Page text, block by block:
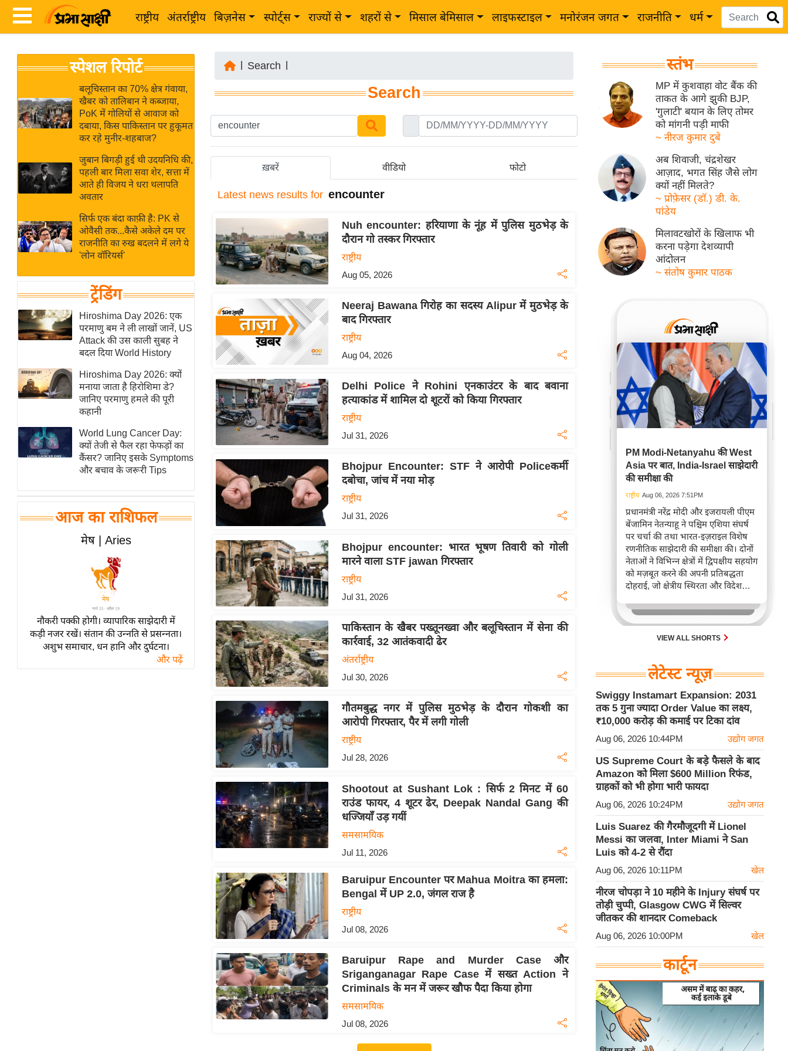
राष्ट्रीय अंतर्राष्ट्रीय बिज़नेस स्पोर्ट्स राज्यों से शहरों से मिसाल बेमिसाल लाइफस्टाइल मनोरंजन जगत राजनीति धर्म
News
Hindi
Hindi
Live
News in
Hindi
News
Hindi
Videos
ब
र
अंतर्राष्ट्रीय
बिज़नेस
उद्योग
विशेषज्ञ
राय
खेल
क्रिकेट
IPL
2026
ई-पेपर
मिसाल बेमिसाल
शख्सियत
यंग इंडिया
साहित्य जगत
ऑटो वर्ल्ड
मनोरंजन जगत
बॉलीवुड
हॉलीवुड
Breaking
लाइफस्टाइल
टेक्नॉलॉजी
ब्यूटी/फैशन
स्पेशल रिपोर्ट
बलूचिस्तान का 70% क्षेत्र गंवाया,
खैबर को तालिबान ने कब्जाया,
PoK में गोलियों से आवाज को
दबाया, किस पाकिस्तान पर हुकूमत
कर रहे मुनीर-शहबाज?
जुबान बिगड़ी हुई थी उदयनिधि की,
पहली बार मिला सवा शेर, सत्ता में
आते ही विजय ने धरा थलापति
अवतार
सिर्फ एक बंदा काफ़ी है: PK से
ओवैसी तक...कैसे अकेले दम पर
राजनीति का रुख बदलने में लगे ये
'लोन वॉरियर्स'
ट्रेंडिंग
Hiroshima Day 2026: एक
परमाणु बम ने ली लाखों जानें, US
Attack की उस काली सुबह ने
बदल दिया World History
Hiroshima Day 2026: क्यों
मनाया जाता है हिरोशिमा डे?
जानिए परमाणु हमले की पूरी
कहानी
World Lung Cancer Day:
क्यों तेजी से फैल रहा फेफड़ों का
कैंसर? जानिए इसके Symptoms
और बचाव के जरूरी Tips
आज का राशिफल
मेष | Aries
नौकरी पक्की होगी। व्यापारिक साझेदारी में
कड़ी नजर रखें। संतान की उन्नति से प्रसन्नता।
अशुभ समाचार, धन हानि और दुर्घटना।
और पढ़ें
Search
Search
ख़बरें वीडियो फोटो
Latest news results for encounter
Nuh encounter: हरियाणा के नूंह में पुलिस मुठभेड़ के
दौरान गो तस्कर गिरफ्तार
राष्ट्रीय
Aug 05, 2026
Neeraj Bawana गिरोह का सदस्य Alipur में मुठभेड़ के
बाद गिरफ्तार
राष्ट्रीय
Aug 04, 2026
Delhi Police ने Rohini एनकाउंटर के बाद बवाना
हत्याकांड में शामिल दो शूटरों को किया गिरफ्तार
राष्ट्रीय
Jul 31, 2026
Bhojpur Encounter: STF ने आरोपी Policeकर्मी
दबोचा, जांच में नया मोड़
राष्ट्रीय
Jul 31, 2026
Bhojpur encounter: भारत भूषण तिवारी को गोली
मारने वाला STF jawan गिरफ्तार
राष्ट्रीय
Jul 31, 2026
पाकिस्तान के खैबर पख्तूनख्वा और बलूचिस्तान में सेना की
कार्रवाई, 32 आतंकवादी ढेर
अंतर्राष्ट्रीय
Jul 30, 2026
गौतमबुद्ध नगर में पुलिस मुठभेड़ के दौरान गोकशी का
आरोपी गिरफ्तार, पैर में लगी गोली
राष्ट्रीय
Jul 28, 2026
Shootout at Sushant Lok : सिर्फ 2 मिनट में 60
राउंड फायर, 4 शूटर ढेर, Deepak Nandal Gang की
धज्जियाँ उड़ गयीं
समसामयिक
Jul 11, 2026
Baruipur Encounter पर Mahua Moitra का हमला:
Bengal में UP 2.0, जंगल राज है
राष्ट्रीय
Jul 08, 2026
Baruipur Rape and Murder Case और
Sriganganagar Rape Case में सख्त Action ने
Criminals के मन में जरूर खौफ पैदा किया होगा
समसामयिक
Jul 08, 2026
स्तंभ
MP में कुशवाहा वोट बैंक की
ताकत के आगे झुकी BJP,
'गुलाटी' बयान के लिए तोमर
को मांगनी पड़ी माफी
~ नीरज कुमार दुबे
अब शिवाजी, चंद्रशेखर
आज़ाद, भगत सिंह जैसे लोग
क्यों नहीं मिलते?
~ प्रोफ़ेसर (डॉ.) डी. के.
पांडेय
मिलावटखोरों के खिलाफ भी
करना पड़ेगा देशव्यापी
आंदोलन
~ संतोष कुमार पाठक
PM Modi-Netanyahu की West
Asia पर बात, India-Israel साझेदारी
की समीक्षा की
राष्ट्रीय Aug 06, 2026 7:51PM
प्रधानमंत्री नरेंद्र मोदी और इजरायली पीएम
बेंजामिन नेतन्याहू ने पश्चिम एशिया संघर्ष
पर चर्चा की तथा भारत-इज़राइल विशेष
रणनीतिक साझेदारी की समीक्षा की। दोनों
नेताओं ने विभिन्न क्षेत्रों में द्विपक्षीय सहयोग
को मज़बूत करने की अपनी प्रतिबद्धता
दोहराई, जो क्षेत्रीय स्थिरता और विदेश
करता है।
VIEW ALL SHORTS
लेटेस्ट न्यूज़
Swiggy Instamart Expansion: 2031
तक 5 गुना ज्यादा Order Value का लक्ष्य,
₹10,000 करोड़ की कमाई पर टिका दांव
Aug 06, 2026 10:44PM उद्योग जगत
US Supreme Court के बड़े फैसले के बाद
Amazon को मिला $600 Million रिफंड,
ग्राहकों को भी होगा भारी फायदा
Aug 06, 2026 10:24PM उद्योग जगत
Luis Suarez की गैरमौजूदगी में Lionel
Messi का जलवा, Inter Miami ने San
Luis को 4-2 से रौंदा
Aug 06, 2026 10:11PM खेल
नीरज चोपड़ा ने 10 महीने के Injury संघर्ष पर
तोड़ी चुप्पी, Glasgow CWG में सिल्वर
जीतकर की शानदार Comeback
Aug 06, 2026 10:00PM खेल
कार्टून